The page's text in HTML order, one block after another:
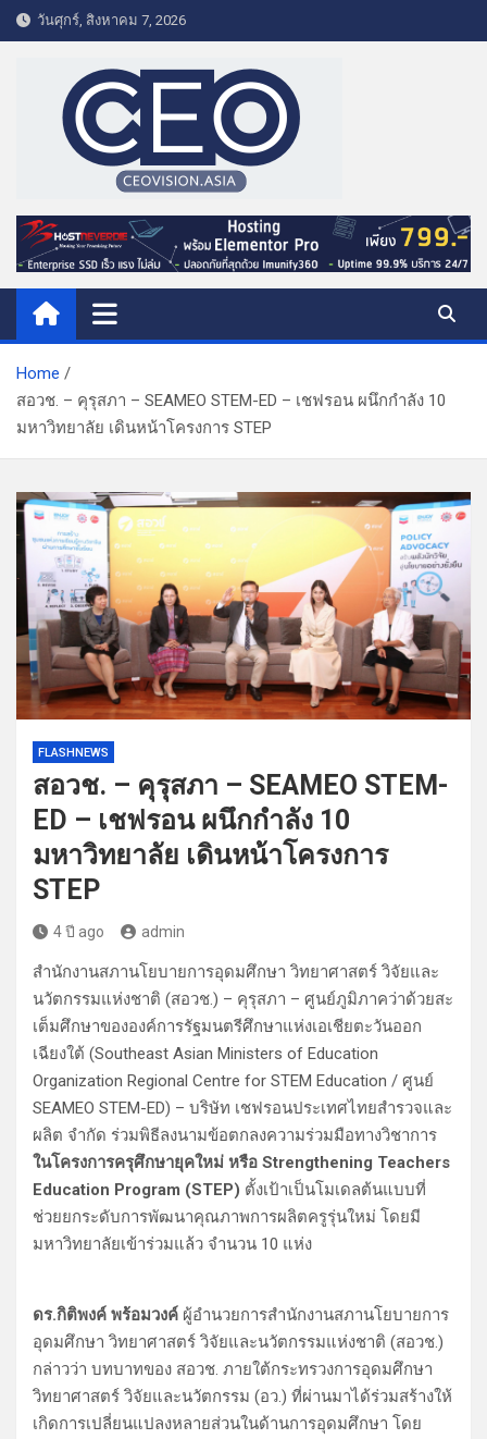
k
e
t
วันศุกร์, สิงหาคม 7, 2026
CEO VISION.ASIA
Business & Lifestyle
Home
สอวช. – คุรุสภา – SEAMEO STEM-ED – เชฟรอน ผนึกกำลัง 10
มหาวิทยาลัย เดินหน้าโครงการ STEP
FLASHNEWS
สอวช. – คุรุสภา – SEAMEO STEM-
ED – เชฟรอน ผนึกกำลัง 10
มหาวิทยาลัย เดินหน้าโครงการ
STEP
4 ปี ago admin
สำนักงานสภานโยบายการอุดมศึกษา วิทยาศาสตร์ วิจัยและ
นวัตกรรมแห่งชาติ (สอวช.) – คุรุสภา – ศูนย์ภูมิภาคว่าด้วยสะ
เต็มศึกษาขององค์การรัฐมนตรีศึกษาแห่งเอเชียตะวันออก
เฉียงใต้ (Southeast Asian Ministers of Education
Organization Regional Centre for STEM Education / ศูนย์
SEAMEO STEM-ED) – บริษัท เชฟรอนประเทศไทยสำรวจและ
ผลิต จำกัด ร่วมพิธีลงนามข้อตกลงความร่วมมือทางวิชาการ
ในโครงการครุศึกษายุคใหม่ หรือ Strengthening Teachers
Education Program (STEP) ตั้งเป้าเป็นโมเดลต้นแบบที่
ช่วยยกระดับการพัฒนาคุณภาพการผลิตครูรุ่นใหม่ โดยมี
มหาวิทยาลัยเข้าร่วมแล้ว จำนวน 10 แห่ง
ดร.กิติพงค์ พร้อมวงค์ ผู้อำนวยการสำนักงานสภานโยบายการ
อุดมศึกษา วิทยาศาสตร์ วิจัยและนวัตกรรมแห่งชาติ (สอวช.)
กล่าวว่า บทบาทของ สอวช. ภายใต้กระทรวงการอุดมศึกษา
วิทยาศาสตร์ วิจัยและนวัตกรรม (อว.) ที่ผ่านมาได้ร่วมสร้างให้
เกิดการเปลี่ยนแปลงหลายส่วนในด้านการอุดมศึกษา โดย